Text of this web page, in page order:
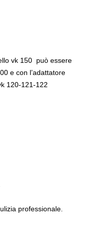
vk 150 può essere
e con l’adattatore
120-121-122
professionale.